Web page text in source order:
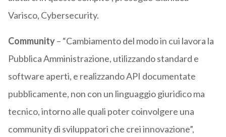
Varisco, Cybersecurity.
Community– “Cambiamento del modo in cui lavora la
Pubblica Amministrazione, utilizzando standard e
software aperti, e realizzando API documentate
pubblicamente, non con un linguaggio giuridico ma
tecnico, intorno alle quali poter coinvolgere una
community di sviluppatori che crei innovazione”,